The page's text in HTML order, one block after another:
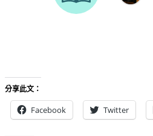
分享此文：
Facebook Twitter